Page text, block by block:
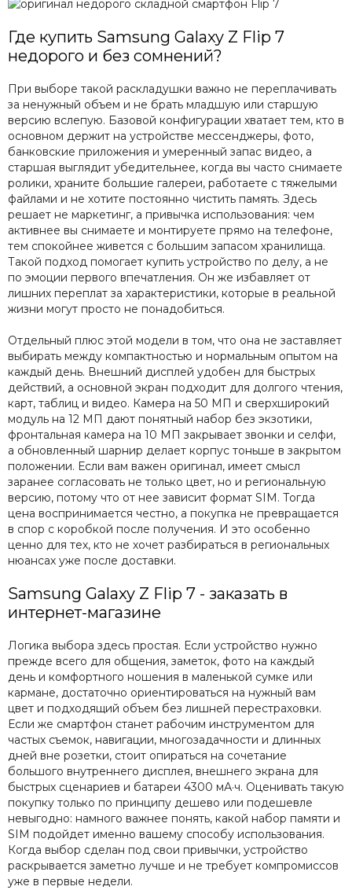
Где купить Samsung Galaxy Z Flip 7
недорого и без сомнений?
При выборе такой раскладушки важно не переплачивать
за ненужный объем и не брать младшую или старшую
версию вслепую. Базовой конфигурации хватает тем, кто в
основном держит на устройстве мессенджеры, фото,
банковские приложения и умеренный запас видео, а
старшая выглядит убедительнее, когда вы часто снимаете
ролики, храните большие галереи, работаете с тяжелыми
файлами и не хотите постоянно чистить память. Здесь
решает не маркетинг, а привычка использования: чем
активнее вы снимаете и монтируете прямо на телефоне,
тем спокойнее живется с большим запасом хранилища.
Такой подход помогает купить устройство по делу, а не
по эмоции первого впечатления. Он же избавляет от
лишних переплат за характеристики, которые в реальной
жизни могут просто не понадобиться.
Отдельный плюс этой модели в том, что она не заставляет
выбирать между компактностью и нормальным опытом на
каждый день. Внешний дисплей удобен для быстрых
действий, а основной экран подходит для долгого чтения,
карт, таблиц и видео. Камера на 50 МП и сверхширокий
модуль на 12 МП дают понятный набор без экзотики,
фронтальная камера на 10 МП закрывает звонки и селфи,
а обновленный шарнир делает корпус тоньше в закрытом
положении. Если вам важен оригинал, имеет смысл
заранее согласовать не только цвет, но и региональную
версию, потому что от нее зависит формат SIM. Тогда
цена воспринимается честно, а покупка не превращается
в спор с коробкой после получения. И это особенно
ценно для тех, кто не хочет разбираться в региональных
нюансах уже после доставки.
Samsung Galaxy Z Flip 7 - заказать в
интернет-магазине
Логика выбора здесь простая. Если устройство нужно
прежде всего для общения, заметок, фото на каждый
день и комфортного ношения в маленькой сумке или
кармане, достаточно ориентироваться на нужный вам
цвет и подходящий объем без лишней перестраховки.
Если же смартфон станет рабочим инструментом для
частых съемок, навигации, многозадачности и длинных
дней вне розетки, стоит опираться на сочетание
большого внутреннего дисплея, внешнего экрана для
быстрых сценариев и батареи 4300 мА·ч. Оценивать такую
покупку только по принципу дешево или подешевле
невыгодно: намного важнее понять, какой набор памяти и
SIM подойдет именно вашему способу использования.
Когда выбор сделан под свои привычки, устройство
раскрывается заметно лучше и не требует компромиссов
уже в первые недели.